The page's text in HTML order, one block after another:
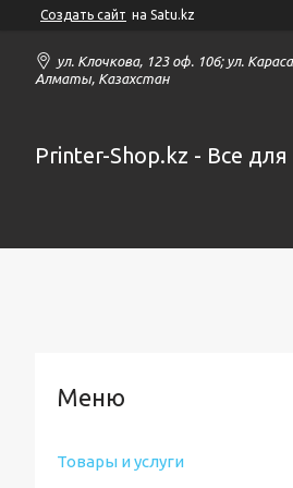
Создать сайт на Satu.kz
ул. Клочкова, 123 оф. 106; ул.
Алматы, Казахстан
Printer-Shop.kz - Все
Товары и услуги